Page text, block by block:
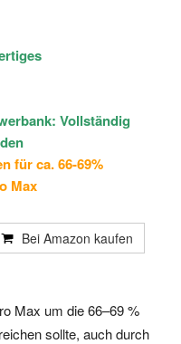
Vollständig
für ca. 66-69%
Max
Bei Amazon kaufen
Max um die 66–69 %
sollte, auch durch